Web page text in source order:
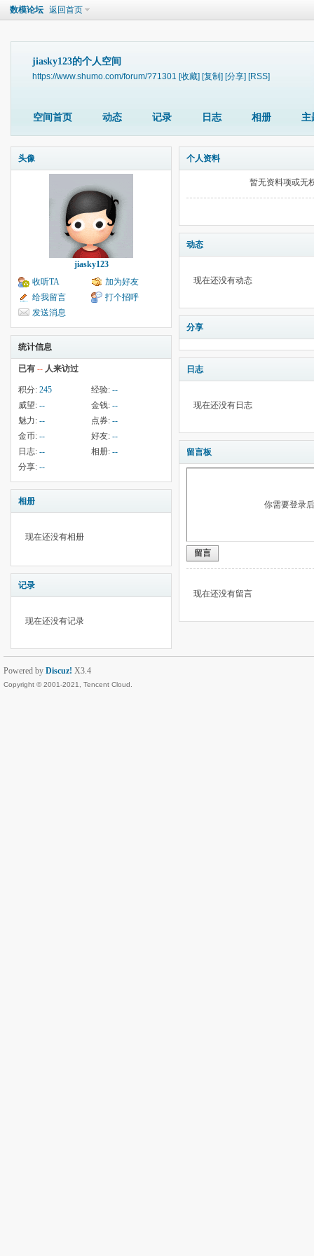
数模论坛 返回首页
jiasky123的个人空间
https://www.shumo.com/forum/?71301 [收藏] [复制] [分享] [RSS]
空间首页 动态 记录 日志 相册 主
头像
jiasky123
收听TA
加为好友
给我留言
打个招呼
发送消息
统计信息
已有 -- 人来访过
积分: 245 经验: --
威望: -- 金钱: --
魅力: -- 点券: --
金币: -- 好友: --
日志: -- 相册: --
分享: --
相册
现在还没有相册
记录
现在还没有记录
个人资料
暂无资料项或无
动态
现在还没有动态
分享
日志
现在还没有日志
留言板
你需要登录
留言
现在还没有留言
Powered by Discuz! X3.4
Copyright © 2001-2021, Tencent Cloud.